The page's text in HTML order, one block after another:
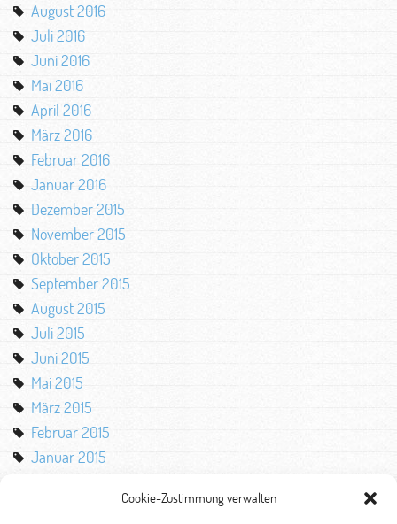
Cookie-Zustimmung verwalten
August 2016
Juli 2016
Juni 2016
Mai 2016
April 2016
März 2016
Februar 2016
Januar 2016
Dezember 2015
November 2015
Oktober 2015
September 2015
August 2015
Juli 2015
Juni 2015
Mai 2015
März 2015
Februar 2015
Januar 2015